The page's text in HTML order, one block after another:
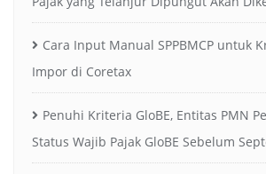
Cara Input Manual SPPBMCP untuk
Impor di Coretax
Penuhi Kriteria GloBE, Entitas PMN
Status Wajib Pajak GloBE Sebelum